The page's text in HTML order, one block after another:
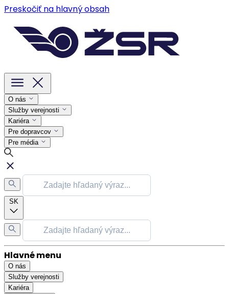
Preskočiť na hlavný obsah
O nás
Služby verejnosti
Kariéra
Pre dopravcov
Pre média
SK
Hlavné menu
O nás
Služby verejnosti
Kariéra